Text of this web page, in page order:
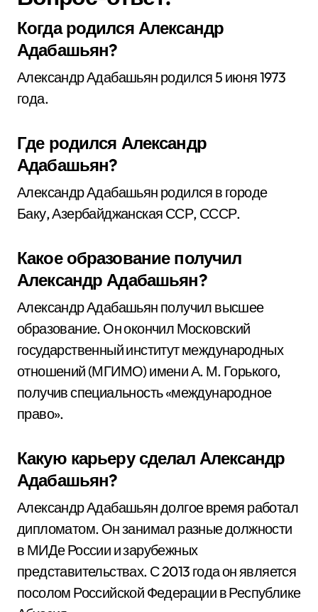
Когда родился Александр
Адабашьян?
Александр Адабашьян родился 5 июня 1973
года.
Где родился Александр
Адабашьян?
Александр Адабашьян родился в городе
Баку, Азербайджанская ССР, СССР.
Какое образование получил
Александр Адабашьян?
Александр Адабашьян получил высшее
образование. Он окончил Московский
государственный институт международных
отношений (МГИМО) имени А. М. Горького,
получив специальность «международное
право».
Какую карьеру сделал Александр
Адабашьян?
Александр Адабашьян долгое время работал
дипломатом. Он занимал разные должности
в МИДе России и зарубежных
представительствах. С 2013 года он является
посолом Российской Федерации в Республике